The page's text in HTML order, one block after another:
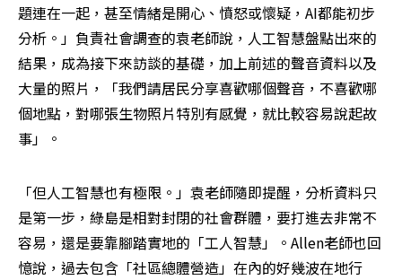
題連在一起，甚至情緒是開心、憤怒或懷疑，AI都能初步
分析。」負責社會調查的袁老師說，人工智慧盤點出來的
結果，成為接下來訪談的基礎，加上前述的聲音資料以及
大量的照片，「我們請居民分享喜歡哪個聲音，不喜歡哪
個地點，對哪張生物照片特別有感覺，就比較容易說起故
事」。
「但人工智慧也有極限。」袁老師隨即提醒，分析資料只
是第一步，綠島是相對封閉的社會群體，要打進去非常不
容易，還是要靠腳踏實地的「工人智慧」。Allen老師也回
憶說，過去包含「社區總體營造」在內的好幾波在地行